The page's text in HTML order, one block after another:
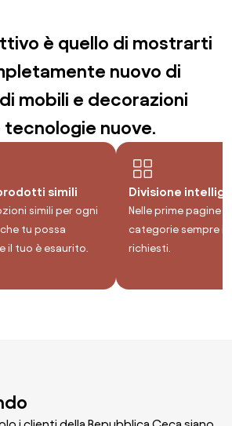
è quello di mostrarti
nuovo di
mobili e decorazioni
tecnologie nuove.
simili
simili per ogni
tu possa
il tuo è esaurito.
Divisione
Nelle prime pagine
categorie sempre i
richiesti.